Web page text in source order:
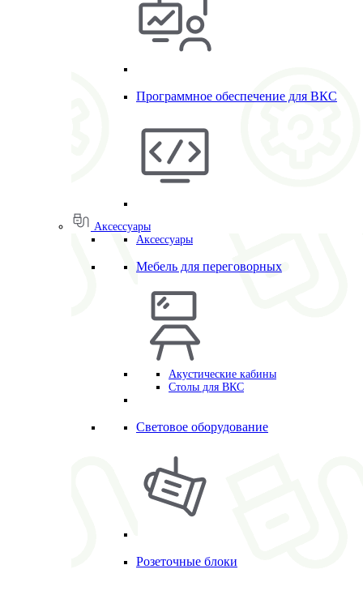
Программное обеспечение для ВКС
Аксессуары
Аксессуары
Мебель для переговорных
Акустические кабины
Столы для ВКС
Световое оборудование
Розеточные блоки